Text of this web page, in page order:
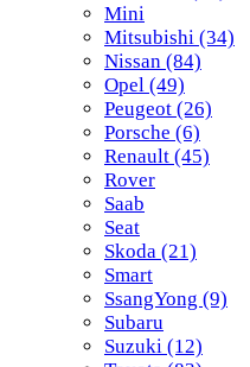
Mini
Mitsubishi (34)
Nissan (84)
Opel (49)
Peugeot (26)
Porsche (6)
Renault (45)
Rover
Saab
Seat
Skoda (21)
Smart
SsangYong (9)
Subaru
Suzuki (12)